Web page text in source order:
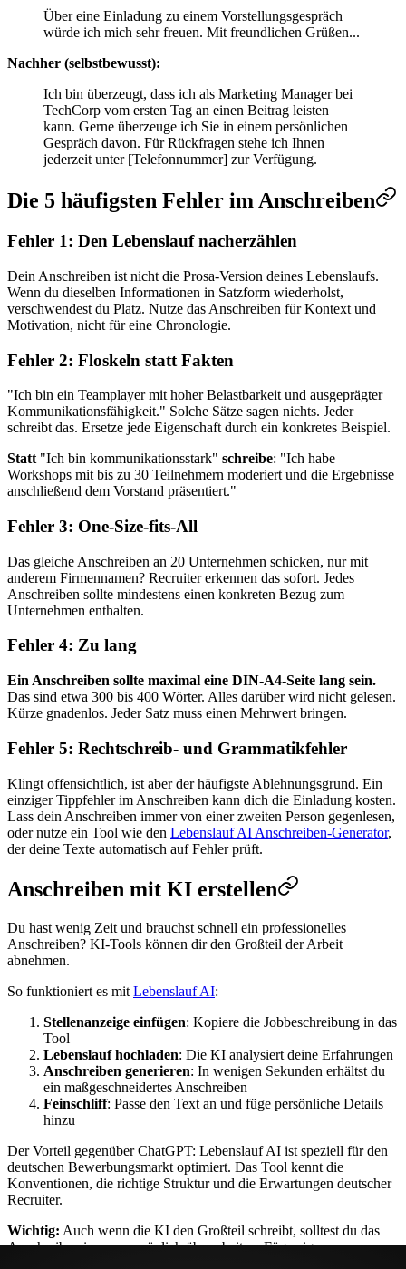
Über eine Einladung zu einem Vorstellungsgespräch
würde ich mich sehr freuen. Mit freundlichen Grüßen...
Nachher (selbstbewusst):
Ich bin überzeugt, dass ich als Marketing Manager bei
TechCorp vom ersten Tag an einen Beitrag leisten
kann. Gerne überzeuge ich Sie in einem persönlichen
Gespräch davon. Für Rückfragen stehe ich Ihnen
jederzeit unter [Telefonnummer] zur Verfügung.
Die 5 häufigsten Fehler im Anschreiben
Fehler 1: Den Lebenslauf nacherzählen
Dein Anschreiben ist nicht die Prosa-Version deines Lebenslaufs.
Wenn du dieselben Informationen in Satzform wiederholst,
verschwendest du Platz. Nutze das Anschreiben für Kontext und
Motivation, nicht für eine Chronologie.
Fehler 2: Floskeln statt Fakten
"Ich bin ein Teamplayer mit hoher Belastbarkeit und ausgeprägter
Kommunikationsfähigkeit." Solche Sätze sagen nichts. Jeder
schreibt das. Ersetze jede Eigenschaft durch ein konkretes Beispiel.
Statt "Ich bin kommunikationsstark" schreibe: "Ich habe
Workshops mit bis zu 30 Teilnehmern moderiert und die Ergebnisse
anschließend dem Vorstand präsentiert."
Fehler 3: One-Size-fits-All
Das gleiche Anschreiben an 20 Unternehmen schicken, nur mit
anderem Firmennamen? Recruiter erkennen das sofort. Jedes
Anschreiben sollte mindestens einen konkreten Bezug zum
Unternehmen enthalten.
Fehler 4: Zu lang
Ein Anschreiben sollte maximal eine DIN-A4-Seite lang sein.
Das sind etwa 300 bis 400 Wörter. Alles darüber wird nicht gelesen.
Kürze gnadenlos. Jeder Satz muss einen Mehrwert bringen.
Fehler 5: Rechtschreib- und Grammatikfehler
Klingt offensichtlich, ist aber der häufigste Ablehnungsgrund. Ein
einziger Tippfehler im Anschreiben kann dich die Einladung kosten.
Lass dein Anschreiben immer von einer zweiten Person gegenlesen,
oder nutze ein Tool wie den Lebenslauf AI Anschreiben-Generator,
der deine Texte automatisch auf Fehler prüft.
Anschreiben mit KI erstellen
Du hast wenig Zeit und brauchst schnell ein professionelles
Anschreiben? KI-Tools können dir den Großteil der Arbeit
abnehmen.
So funktioniert es mit Lebenslauf AI:
Stellenanzeige einfügen: Kopiere die Jobbeschreibung in das
Tool
Lebenslauf hochladen: Die KI analysiert deine Erfahrungen
Anschreiben generieren: In wenigen Sekunden erhältst du
ein maßgeschneidertes Anschreiben
Feinschliff: Passe den Text an und füge persönliche Details
hinzu
Der Vorteil gegenüber ChatGPT: Lebenslauf AI ist speziell für den
deutschen Bewerbungsmarkt optimiert. Das Tool kennt die
Konventionen, die richtige Struktur und die Erwartungen deutscher
Recruiter.
Wichtig: Auch wenn die KI den Großteil schreibt, solltest du das
Anschreiben immer persönlich überarbeiten. Füge eigene